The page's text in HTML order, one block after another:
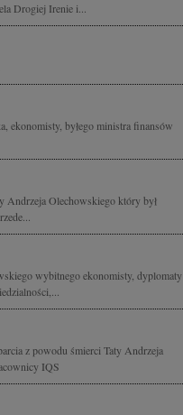
Drogiej Irenie i...
ekonomisty, byłego ministra finansów
Andrzeja Olechowskiego który był
wybitnego ekonomisty, dyplomaty
z powodu śmierci Taty Andrzeja
IQS